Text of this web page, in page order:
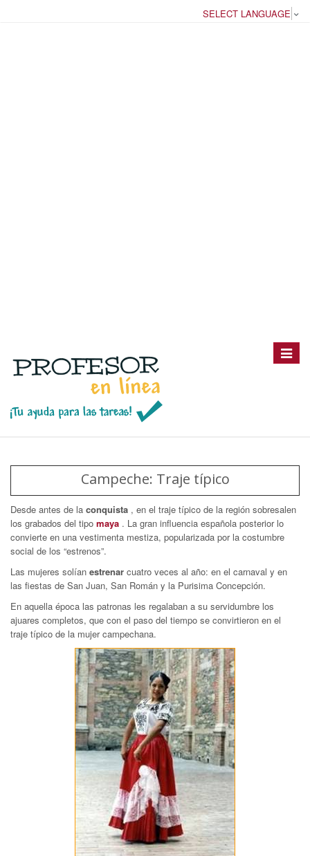
SELECT LANGUAGE
Toggle
Campeche: Traje típico
Desde antes de la conquista , en el traje típico de la región sobresalen
los grabados del tipo maya . La gran influencia española posterior lo
convierte en una vestimenta mestiza, popularizada por la costumbre
social de los “estrenos”.
Las mujeres solían estrenar cuatro veces al año: en el carnaval y en
las fiestas de San Juan, San Román y la Purisima Concepción.
En aquella época las patronas les regalaban a su servidumbre los
ajuares completos, que con el paso del tiempo se convirtieron en el
traje típico de la mujer campechana.